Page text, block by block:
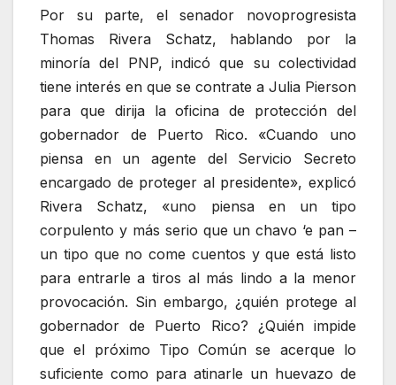
Por su parte, el senador novoprogresista
Thomas Rivera Schatz, hablando por la
minoría del PNP, indicó que su colectividad
tiene interés en que se contrate a Julia Pierson
para que dirija la oficina de protección del
gobernador de Puerto Rico. «Cuando uno
piensa en un agente del Servicio Secreto
encargado de proteger al presidente», explicó
Rivera Schatz, «uno piensa en un tipo
corpulento y más serio que un chavo ‘e pan –
un tipo que no come cuentos y que está listo
para entrarle a tiros al más lindo a la menor
provocación. Sin embargo, ¿quién protege al
gobernador de Puerto Rico? ¿Quién impide
que el próximo Tipo Común se acerque lo
suficiente como para atinarle un huevazo de